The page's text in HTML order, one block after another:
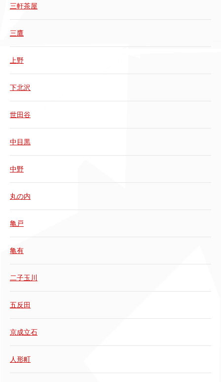
三軒茶屋
三鷹
上野
下北沢
世田谷
中目黒
中野
丸の内
亀戸
亀有
二子玉川
五反田
京成立石
人形町